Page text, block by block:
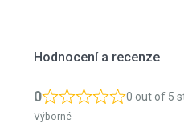
Hodnocení a recenze
0 0 out of 5
Výborné